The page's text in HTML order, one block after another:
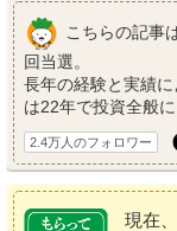
こちらの記事
回当選。
長年の経験と実績
は22年で投資全般に
2.4万人のフォロワー
現在、